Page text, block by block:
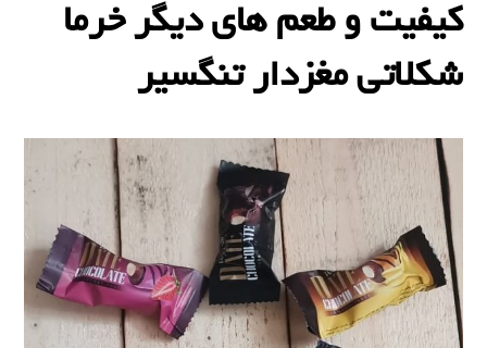
کیفیت و طعم های دیگر خرما
شکلاتی مغزدار تنگسیر